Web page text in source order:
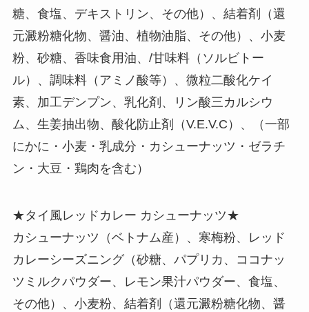
糖、食塩、デキストリン、その他）、結着剤（還
元澱粉糖化物、醤油、植物油脂、その他）、小麦
粉、砂糖、香味食用油、/甘味料（ソルビトー
ル）、調味料（アミノ酸等）、微粒二酸化ケイ
素、加工デンプン、乳化剤、リン酸三カルシウ
ム、生姜抽出物、酸化防止剤（V.E.V.C）、（一部
にかに・小麦・乳成分・カシューナッツ・ゼラチ
ン・大豆・鶏肉を含む）
★タイ風レッドカレー カシューナッツ★
カシューナッツ（ベトナム産）、寒梅粉、レッド
カレーシーズニング（砂糖、パプリカ、ココナッ
ツミルクパウダー、レモン果汁パウダー、食塩、
その他）、小麦粉、結着剤（還元澱粉糖化物、醤